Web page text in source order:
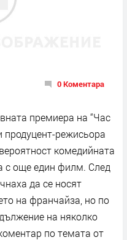
0 Коментара
премиера на “Час
продуцент-режисьора
комедийната
с още един филм. След
да се носят
на франчайза, но по
на няколко
по темата от